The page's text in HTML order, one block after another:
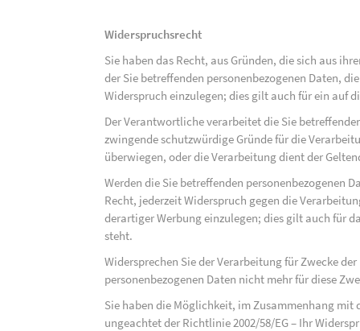
Widerspruchsrecht
Sie haben das Recht, aus Gründen, die sich aus
der Sie betreffenden personenbezogenen Daten,
Widerspruch einzulegen; dies gilt auch für ein auf
Der Verantwortliche verarbeitet die Sie
zwingende schutzwürdige Gründe für die
überwiegen, oder die Verarbeitung dient der
Werden die Sie betreffenden personenbezogenen
Recht, jederzeit Widerspruch gegen die
derartiger Werbung einzulegen; dies gilt auch für
steht.
Widersprechen Sie der Verarbeitung für Zwecke
personenbezogenen Daten nicht mehr für diese
Sie haben die Möglichkeit, im Zusammenhang
ungeachtet der Richtlinie 2002/58/EG – Ihr